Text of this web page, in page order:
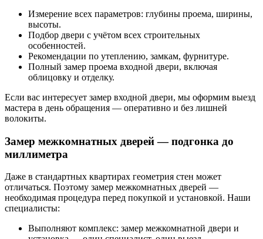
Измерение всех параметров: глубины проема, ширины,
высоты.
Подбор двери с учётом всех строительных
особенностей.
Рекомендации по утеплению, замкам, фурнитуре.
Полный замер проема входной двери, включая
облицовку и отделку.
Если вас интересует замер входной двери, мы оформим выезд
мастера в день обращения — оперативно и без лишней
волокиты.
Замер межкомнатных дверей — подгонка до
миллиметра
Даже в стандартных квартирах геометрия стен может
отличаться. Поэтому замер межкомнатных дверей —
необходимая процедура перед покупкой и установкой. Наши
специалисты:
Выполняют комплекс: замер межкомнатной двери и